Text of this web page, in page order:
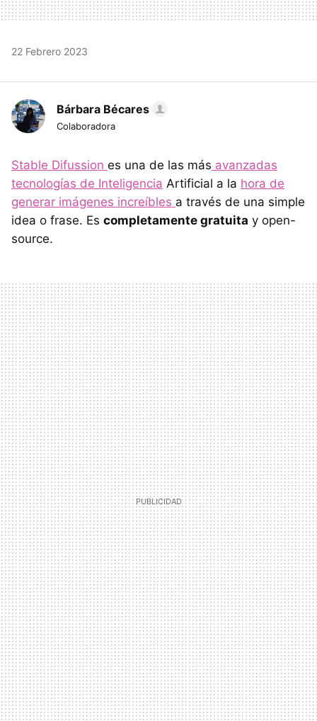
22 Febrero 2023
Bárbara Bécares
Colaboradora
Stable Difussion es una de las más avanzadas
tecnologías de Inteligencia Artificial a la hora de
generar imágenes increíbles a través de una simple
idea o frase. Es completamente gratuita y open-
source.